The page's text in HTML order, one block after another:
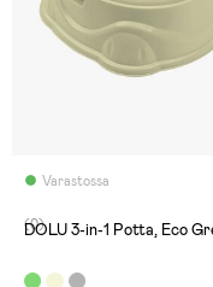
Varastossa
(0)
DOLU 3-in-1 Potta, Eco